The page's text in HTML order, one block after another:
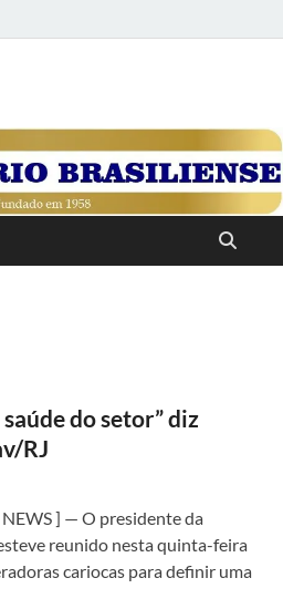
do setor” diz
RJ
] — O presidente da
reunido nesta quinta-feira
cariocas para definir uma